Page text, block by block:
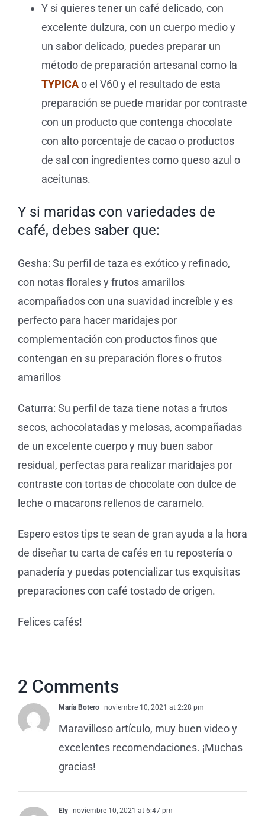
Y si quieres tener un café delicado, con
excelente dulzura, con un cuerpo medio y
un sabor delicado, puedes preparar un
método de preparación artesanal como la
TYPICAo el V60 y el resultado de esta
preparación se puede maridar por contraste
con un producto que contenga chocolate
con alto porcentaje de cacao o productos
de sal con ingredientes como queso azul o
aceitunas.
Y si maridas con variedades de
café, debes saber que:
Gesha: Su perfil de taza es exótico y refinado,
con notas florales y frutos amarillos
acompañados con una suavidad increíble y es
perfecto para hacer maridajes por
complementación con productos finos que
contengan en su preparación flores o frutos
amarillos
Caturra: Su perfil de taza tiene notas a frutos
secos, achocolatadas y melosas, acompañadas
de un excelente cuerpo y muy buen sabor
residual, perfectas para realizar maridajes por
contraste con tortas de chocolate con dulce de
leche o macarons rellenos de caramelo.
Espero estos tips te sean de gran ayuda a la hora
de diseñar tu carta de cafés en tu repostería o
panadería y puedas potencializar tus exquisitas
preparaciones con café tostado de origen.
Felices cafés!
2 Comments
María Botero noviembre 10, 2021 at 2:28 pm
Maravilloso artículo, muy buen video y
excelentes recomendaciones. ¡Muchas
gracias!
Ely noviembre 10, 2021 at 6:47 pm